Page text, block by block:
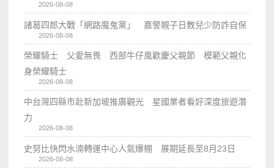
2026-08-08
諸葛四郎大戰「網路魔鬼黨」 嘉警親子日教兒少防詐自保
2026-08-08
榮耀騎士 父愛無畏 西部牛仔風歡慶父親節 模範父親化
身榮耀騎士
2026-08-08
中台灣四縣市赴新加坡推廣觀光 星國業者看好深度旅遊潛
力
2026-08-08
史努比快閃水湳轉運中心人氣爆棚 展期延長至8月23日
2026-08-08